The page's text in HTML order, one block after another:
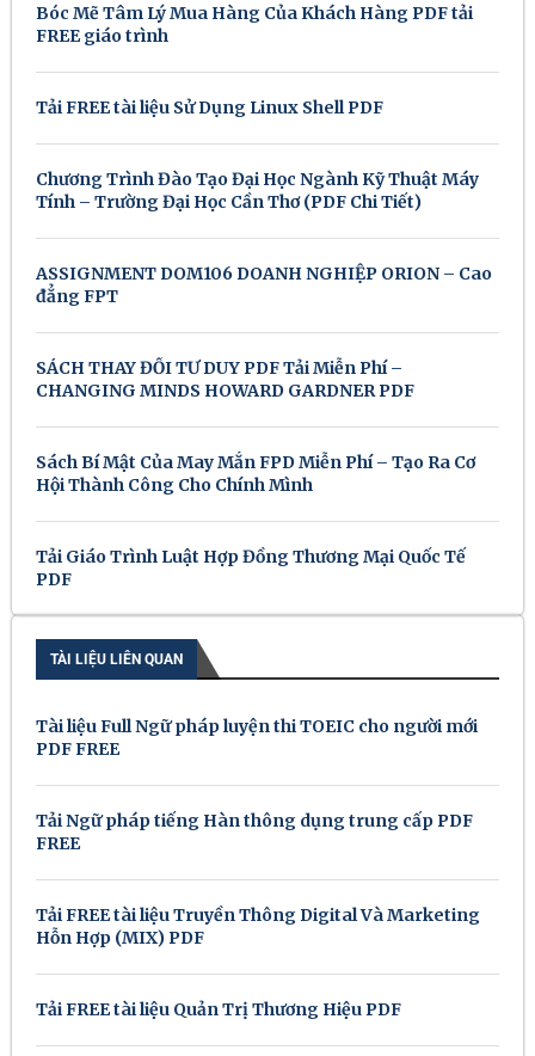
Bóc Mẽ Tâm Lý Mua Hàng Của Khách Hàng PDF tải
FREE giáo trình
Tải FREE tài liệu Sử Dụng Linux Shell PDF
Chương Trình Đào Tạo Đại Học Ngành Kỹ Thuật Máy
Tính – Trường Đại Học Cần Thơ (PDF Chi Tiết)
ASSIGNMENT DOM106 DOANH NGHIỆP ORION – Cao
đẳng FPT
SÁCH THAY ĐỔI TƯ DUY PDF Tải Miễn Phí –
CHANGING MINDS HOWARD GARDNER PDF
Sách Bí Mật Của May Mắn FPD Miễn Phí – Tạo Ra Cơ
Hội Thành Công Cho Chính Mình
Tải Giáo Trình Luật Hợp Đồng Thương Mại Quốc Tế
PDF
TÀI LIỆU LIÊN QUAN
Tài liệu Full Ngữ pháp luyện thi TOEIC cho người mới
PDF FREE
Tải Ngữ pháp tiếng Hàn thông dụng trung cấp PDF
FREE
Tải FREE tài liệu Truyền Thông Digital Và Marketing
Hỗn Hợp (MIX) PDF
Tải FREE tài liệu Quản Trị Thương Hiệu PDF